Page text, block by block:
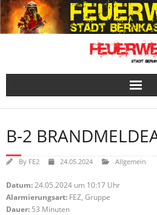
Skip
to
content
B-2
By FE2 24.05.2024 Allgemein
Datum:24.05.2024 um 10:17 Uhr
Alarmierungsart: FEZ, Gruppe
Dauer: 53 Minuten